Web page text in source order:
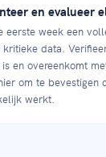
en evalueer
eerste week een
kritieke data.
en overeenkomt
om te bevestigen
werkt.